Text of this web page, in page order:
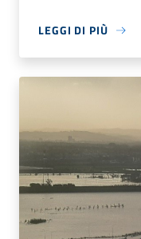
LEGGI DI PIÙ